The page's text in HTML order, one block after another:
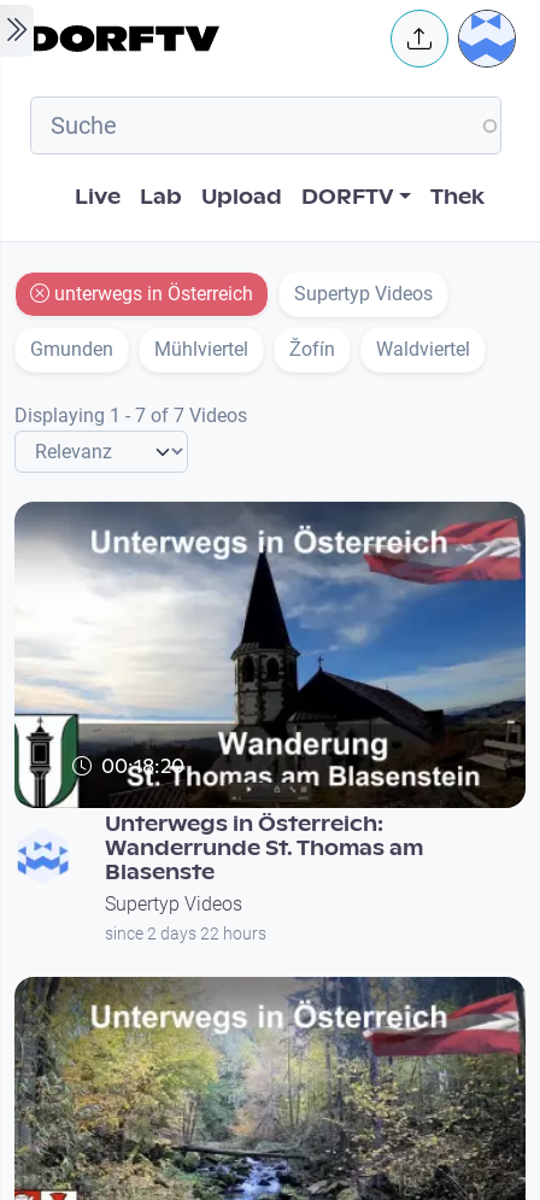
Skip to main content User
Hauptnavigation
Live Lab Upload DORFTV Thek
unterwegs in Österreich Supertyp Videos
Gmunden Mühlviertel Žofín Waldviertel
Displaying 1 - 7 of 7 Videos
00:18:20
Unterwegs in Österreich:
Wanderrunde St. Thomas am
Blasenste
Supertyp Videos
since 2 days 22 hours